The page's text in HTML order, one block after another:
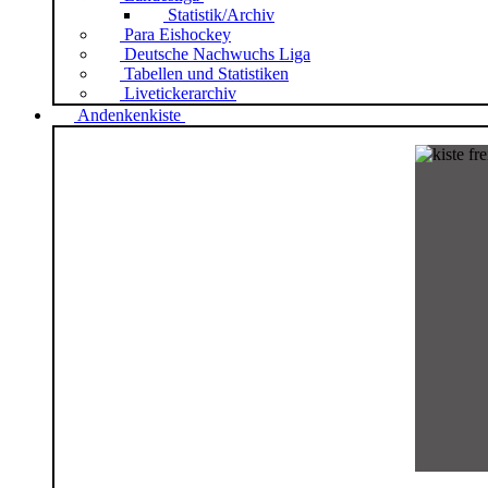
Statistik/Archiv
Para Eishockey
Deutsche Nachwuchs Liga
Tabellen und Statistiken
Livetickerarchiv
Andenkenkiste